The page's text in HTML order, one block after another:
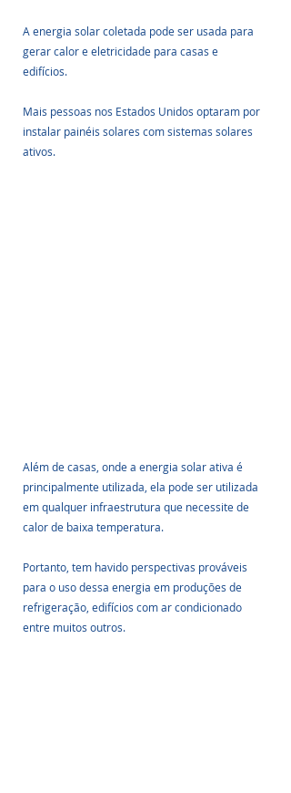
A energia solar coletada pode ser usada para
gerar calor e eletricidade para casas e
edifícios.
Mais pessoas nos Estados Unidos optaram por
instalar painéis solares com sistemas solares
ativos.
Além de casas, onde a energia solar ativa é
principalmente utilizada, ela pode ser utilizada
em qualquer infraestrutura que necessite de
calor de baixa temperatura.
Portanto, tem havido perspectivas prováveis ​​
para o uso dessa energia em produções de
refrigeração, edifícios com ar condicionado
entre muitos outros.